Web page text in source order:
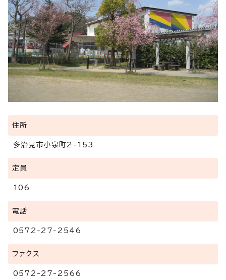
住所
多治見市小泉町2-153
定員
106
電話
0572-27-2546
ファクス
0572-27-2566